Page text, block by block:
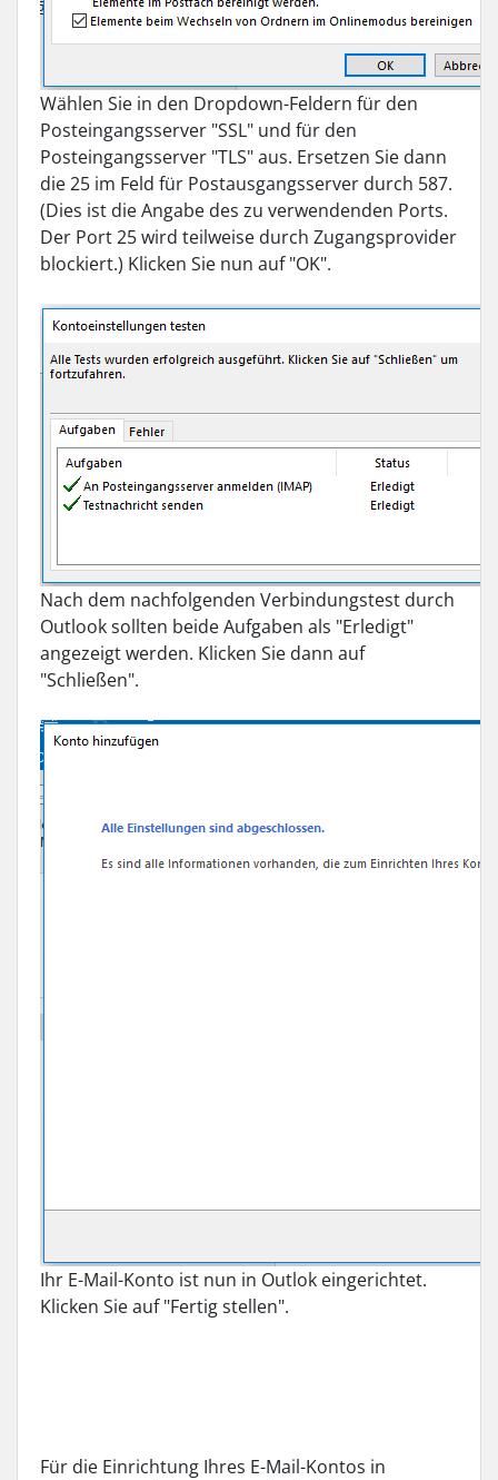
Wählen Sie in den Dropdown-Feldern für den
Posteingangsserver "SSL" und für den
Posteingangsserver "TLS" aus. Ersetzen Sie dann
die 25 im Feld für Postausgangsserver durch 587.
(Dies ist die Angabe des zu verwendenden Ports.
Der Port 25 wird teilweise durch Zugangsprovider
blockiert.) Klicken Sie nun auf "OK".
Nach dem nachfolgenden Verbindungstest durch
Outlook sollten beide Aufgaben als "Erledigt"
angezeigt werden. Klicken Sie dann auf
"Schließen".
Ihr E-Mail-Konto ist nun in Outlok eingerichtet.
Klicken Sie auf "Fertig stellen".
Für die Einrichtung Ihres E-Mail-Kontos in